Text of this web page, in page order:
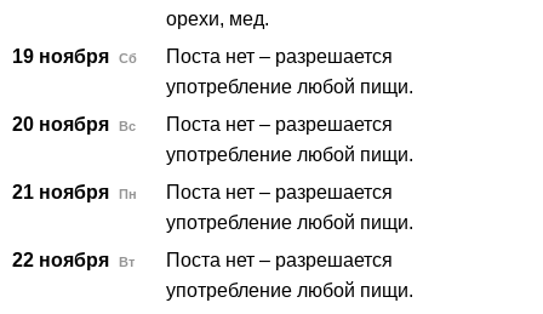
орехи, мед.
19 ноября
Сб
Поста нет – разрешается
употребление любой пищи.
20 ноября
Вс
Поста нет – разрешается
употребление любой пищи.
21 ноября
Пн
Поста нет – разрешается
употребление любой пищи.
22 ноября
Вт
Поста нет – разрешается
употребление любой пищи.